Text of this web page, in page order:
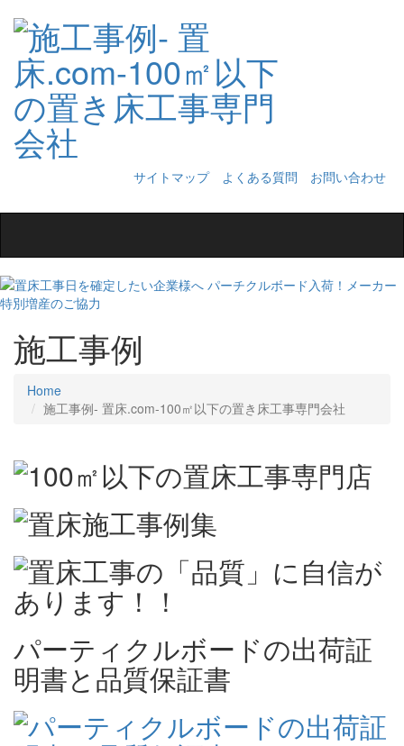
サイトマップ よくある質問
お問い合わせ
navigation
施工事例
Home
施工事例‐ 置床.com-100㎡以下の置き床工事専門会社
パーティクルボードの出荷証
明書と品質保証書